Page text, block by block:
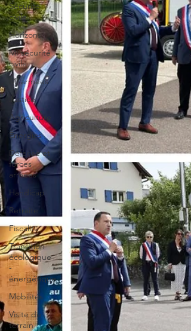
Sécurité
civile
Horizons
MI sécurité
civile
MI armées
Justice
Agriculture
Énergies
Défense et
forces
armées
Handicap
Retraite
Fiscalité
Transition
écologique
-
énergétique
Mobilités
Visite de
terrain